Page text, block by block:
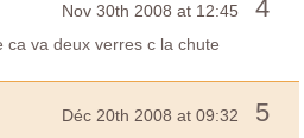
Nov 30th 2008 at 12:45 4
ca va deux verres c la chute
Déc 20th 2008 at 09:32 5